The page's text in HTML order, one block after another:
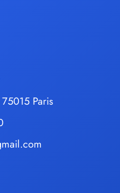
Paris